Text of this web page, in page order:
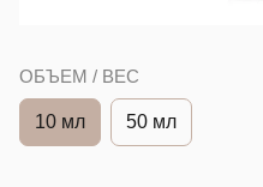
ОБЪЕМ / ВЕС
10 мл 50 мл